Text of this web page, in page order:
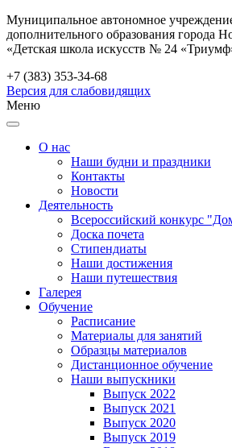
Муниципальное автономное
дополнительного образования города
«Детская школа искусств № 24
+7 (383) 353-34-68
Версия для слабовидящих
Меню
О нас
Наши будни и праздники
Контакты
Новости
Деятельность
Всероссийский конкурс
Доска почета
Стипендиаты
Наши достижения
Наши путешествия
Галерея
Обучение
Расписание
Материалы для занятий
Образцы материалов
Дистанционное обучение
Наши выпускники
Выпуск 2022
Выпуск 2021
Выпуск 2020
Выпуск 2019